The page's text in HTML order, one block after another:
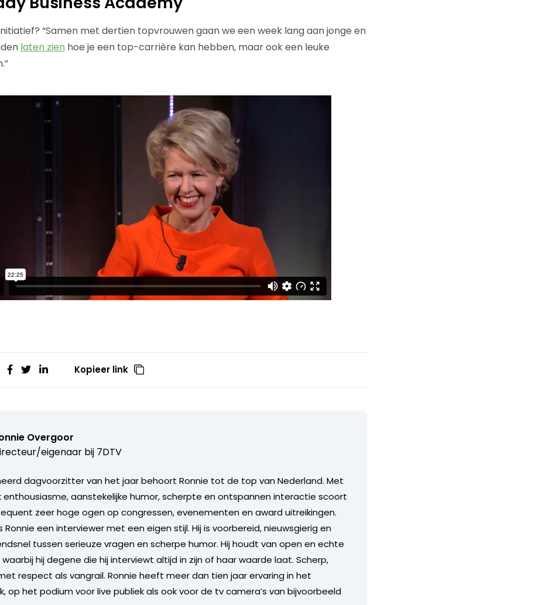
“Samen met dertien topvrouwen gaan we een week lang aan jonge en
laten zien hoe je een top-carrière kan hebben, maar ook een leuke
Kopieer link
Overgoor
eigenaar bij 7DTV
dagvoorzitter van het jaar behoort Ronnie tot de top van Nederland. Met
enthousiasme, aanstekelijke humor, scherpte en ontspannen interactie scoort
zeer hoge ogen op congressen, evenementen en award uitreikingen.
Ronnie een interviewer met een eigen stijl. Hij is voorbereid, nieuwsgierig en
tussen serieuze vragen en scherpe humor. Hij houdt van open en echte
waarbij hij degene die hij interviewt altijd in zijn of haar waarde laat. Scherp,
respect als vangrail. Ronnie heeft meer dan tien jaar ervaring in het
op het podium voor live publiek als ook voor de tv camera’s van bijvoorbeeld